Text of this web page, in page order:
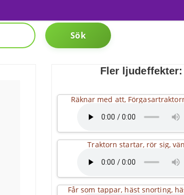
Sök
Fler ljudeffekter:
Räknar med att,
Traktorn startar, rör sig,
Får som tappar, häst snorting,